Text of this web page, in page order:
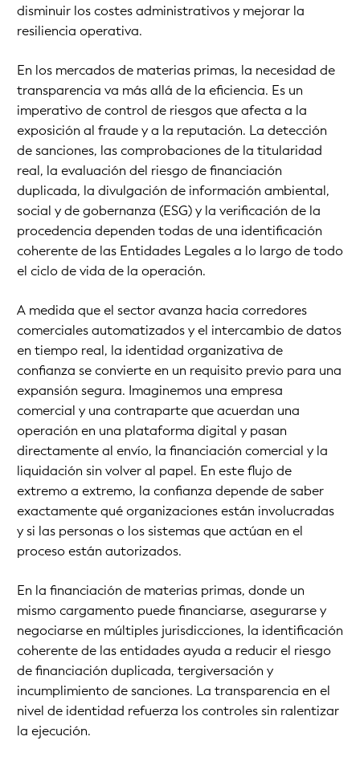
disminuir los costes administrativos y mejorar la
resiliencia operativa.
En los mercados de materias primas, la necesidad de
transparencia va más allá de la eficiencia. Es un
imperativo de control de riesgos que afecta a la
exposición al fraude y a la reputación. La detección
de sanciones, las comprobaciones de la titularidad
real, la evaluación del riesgo de financiación
duplicada, la divulgación de información ambiental,
social y de gobernanza (ESG) y la verificación de la
procedencia dependen todas de una identificación
coherente de las Entidades Legales a lo largo de todo
el ciclo de vida de la operación.
A medida que el sector avanza hacia corredores
comerciales automatizados y el intercambio de datos
en tiempo real, la identidad organizativa de
confianza se convierte en un requisito previo para una
expansión segura. Imaginemos una empresa
comercial y una contraparte que acuerdan una
operación en una plataforma digital y pasan
directamente al envío, la financiación comercial y la
liquidación sin volver al papel. En este flujo de
extremo a extremo, la confianza depende de saber
exactamente qué organizaciones están involucradas
y si las personas o los sistemas que actúan en el
proceso están autorizados.
En la financiación de materias primas, donde un
mismo cargamento puede financiarse, asegurarse y
negociarse en múltiples jurisdicciones, la identificación
coherente de las entidades ayuda a reducir el riesgo
de financiación duplicada, tergiversación y
incumplimiento de sanciones. La transparencia en el
nivel de identidad refuerza los controles sin ralentizar
la ejecución.